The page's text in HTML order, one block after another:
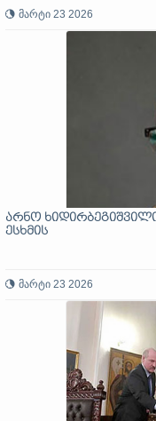
მარტი 23 2026
არნო
ესხმის
მარტი 23 2026